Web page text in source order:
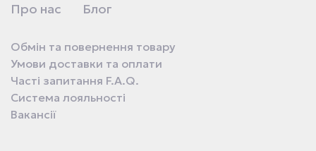
Про нас Блог
Обмін та повернення товару
Умови доставки та оплати
Часті запитання F.A.Q.
Система лояльності
Вакансії